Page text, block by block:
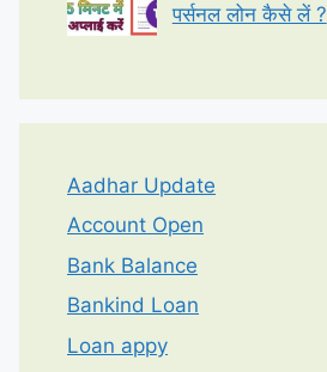
पर्सनल लोन कैसे लें ?
Aadhar Update
Account Open
Bank Balance
Bankind Loan
Loan appy